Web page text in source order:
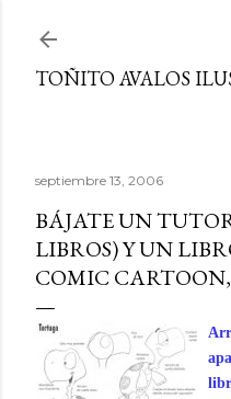
TOÑITO AVALOS
septiembre 13, 2006
BÁJATE UN
LIBROS) Y UN
COMIC